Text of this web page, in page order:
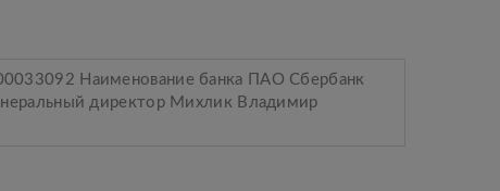
Наименование банка ПАО Сбербанк
директор Михлик Владимир